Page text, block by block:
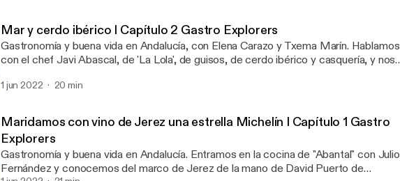
Mar y cerdo ibérico I Capítulo 2 Gastro Explorers
Gastronomía y buena vida en Andalucía, con Elena Carazo y Txema Marín. Hablamos
con el chef Javi Abascal, de 'La Lola', de guisos, de cerdo ibérico y casquería, y nos
1 jun 2022 20 min
Maridamos con vino de Jerez una estrella Michelín I Capítulo 1 Gastro
Explorers
Gastronomía y buena vida en Andalucía. Entramos en la cocina de "Abantal" con Julio
Fernández y conocemos del marco de Jerez de la mano de David Puerto de